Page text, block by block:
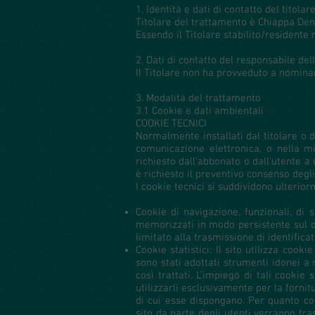
1. Identità e dati di contatto del
Titolare del trattamento è Chiappa
Essendo il Titolare stabilito/residente
2. Dati di contatto del responsabile
Il Titolare non ha provveduto a
3. Modalità del trattamento
3.1 Cookie e dati ambientali
COOKIE TECNICI
Normalmente installati dal titolare o
comunicazione elettronica, o nella
richiesto dall’abbonato o dall’utente
è richiesto il preventivo consenso
I cookie tecnici si suddividono
Cookie di navigazione, funzionali, di
memorizzati in modo persistente sul
limitato alla trasmissione di
Cookie statistici: Il sito utilizza
sono stati adottati strumenti idonei
così trattati. L’impiego di tali
utilizzarli esclusivamente per la
di cui esse dispongano. Per quanto